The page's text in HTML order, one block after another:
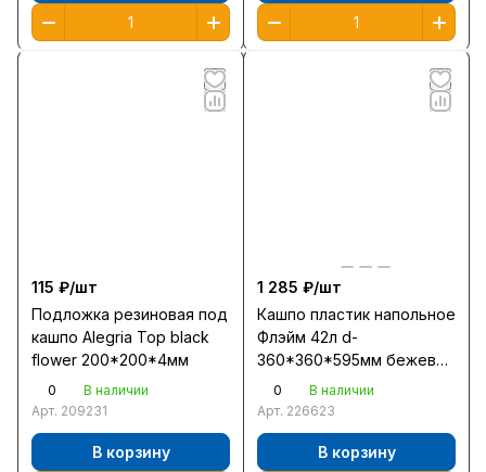
115 ₽/шт
Подложка резиновая под
кашпо Alegria Top black
flower 200*200*4мм
0
В наличии
Арт. 209231
В корзину
1 285 ₽/шт
Кашпо пластик напольное
Флэйм 42л d-
360*360*595мм бежевый
/М8887/
0
В наличии
Арт. 226623
В корзину